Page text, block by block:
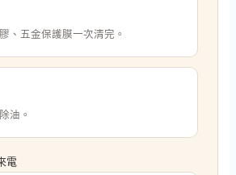
、五金保護膜一次清完。
油。
電